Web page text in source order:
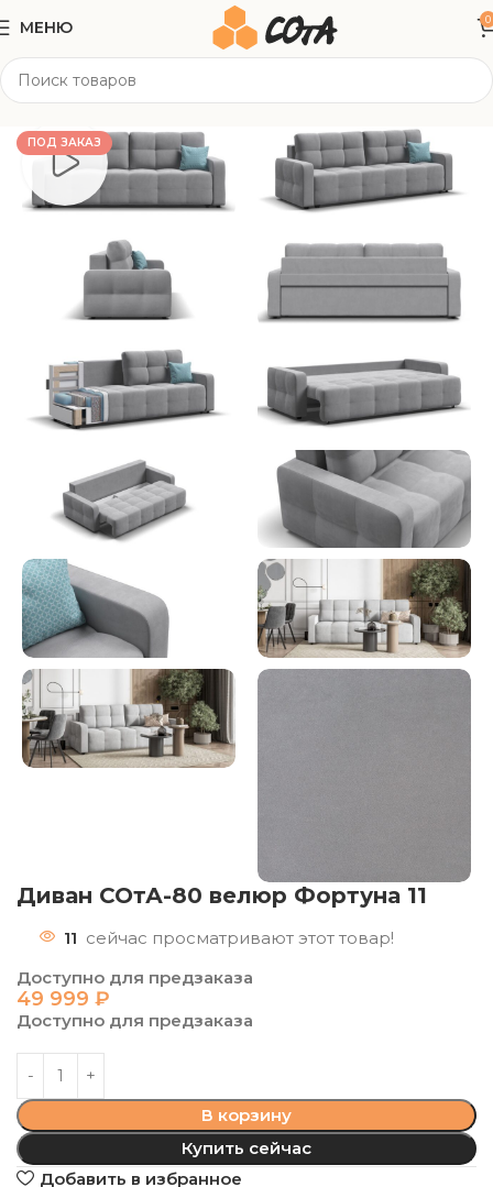
МЕНЮ 0
Мягкая мебель
ПОД ЗАКАЗ
Диван СОтА-80 велюр Фортуна 11
11 сейчас просматривают этот товар!
Доступно для предзаказа
49 999 ₽
Доступно для предзаказа
В корзину
Купить сейчас
Добавить в избранное